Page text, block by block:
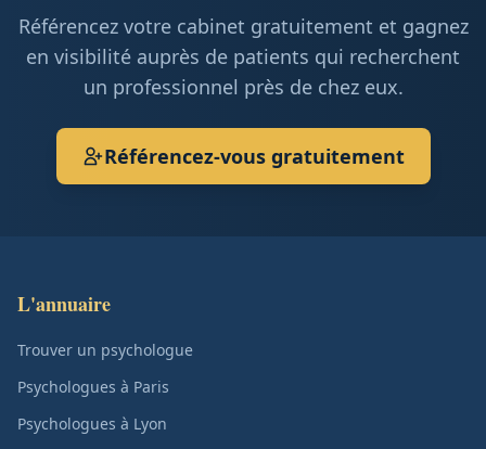
Référencez votre cabinet gratuitement et gagnez
en visibilité auprès de patients qui recherchent
un professionnel près de chez eux.
Référencez-vous gratuitement
L'annuaire
Trouver un psychologue
Psychologues à Paris
Psychologues à Lyon